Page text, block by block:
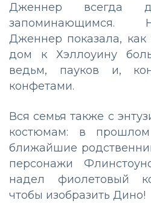
Дженнер всегда
запоминающимся.
Дженнер показала, как
дом к Хэллоуину
ведьм, пауков и,
конфетами.
Вся семья также с
костюмам: в
ближайшие
персонажи
надел фиолетовый
чтобы изобразить Дино!